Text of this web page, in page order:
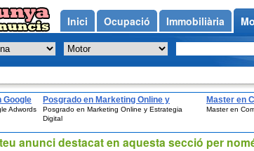
Google
Adwords
Posgrado en Marketing Online y
Estrategia Digital
Posgrado en Marketing Online y Estrategia
Digital
Master en
Social
Master en
Inici Ocupació Immobiliària
anunci destacat en aquesta secció per